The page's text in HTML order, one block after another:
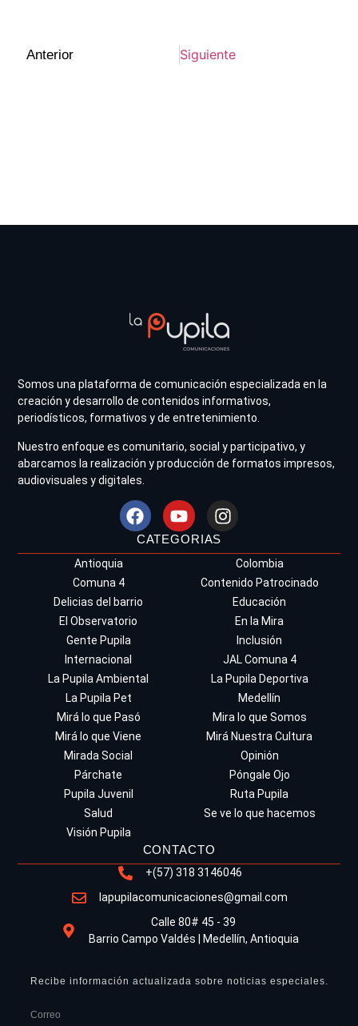
Anterior Siguiente
Somos una plataforma de comunicación especializada en la
creación y desarrollo de contenidos informativos,
periodísticos, formativos y de entretenimiento.
Nuestro enfoque es comunitario, social y participativo, y
abarcamos la realización y producción de formatos impresos,
audiovisuales y digitales.
CATEGORIAS
Antioquia
Colombia
Comuna 4
Contenido Patrocinado
Delicias del barrio
Educación
El Observatorio
En la Mira
Gente Pupila
Inclusión
Internacional
JAL Comuna 4
La Pupila Ambiental
La Pupila Deportiva
La Pupila Pet
Medellín
Mirá lo que Pasó
Mira lo que Somos
Mirá lo que Viene
Mirá Nuestra Cultura
Mirada Social
Opinión
Párchate
Póngale Ojo
Pupila Juvenil
Ruta Pupila
Salud
Se ve lo que hacemos
Visión Pupila
CONTACTO
+(57) 318 3146046
lapupilacomunicaciones@gmail.com
Calle 80# 45 - 39
Barrio Campo Valdés | Medellín, Antioquia
Recibe información actualizada sobre noticias especiales.